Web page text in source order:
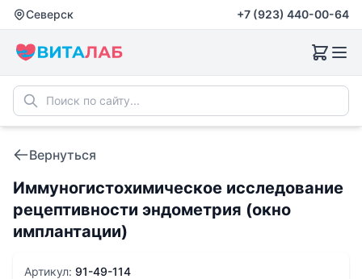
Северск +7 (923) 440-00-64
Вернуться
Иммуногистохимическое исследование
рецептивности эндометрия (окно
имплантации)
Артикул: 91-49-114